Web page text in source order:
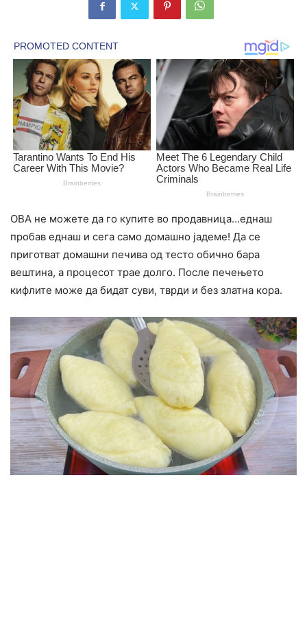
ОВА не можете да го купите во продавница…еднаш
пробав еднаш и сега само домашно јадеме! Да се
приготват домашни печива од тесто обично бара
вештина, а процесот трае долго. После печењето
кифлите може да бидат суви, тврди и без златна кора.